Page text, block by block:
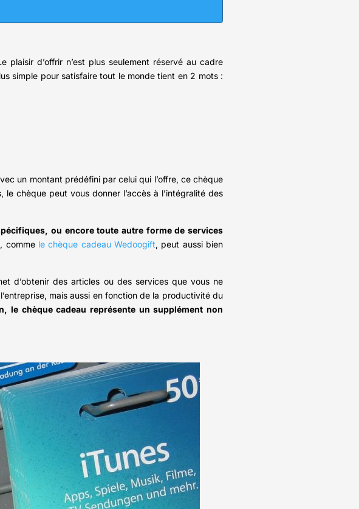
d’offrir n’est plus seulement réservé au cadre
simple pour satisfaire tout le monde tient en 2 mots :
un montant prédéfini par celui qui l’offre, ce chèque
chèque peut vous donner l’accès à l’intégralité des
ou encore toute autre forme de services
comme le chèque cadeau Wedoogift, peut aussi bien
d’obtenir des articles ou des services que vous ne
mais aussi en fonction de la productivité du
le chèque cadeau représente un supplément non